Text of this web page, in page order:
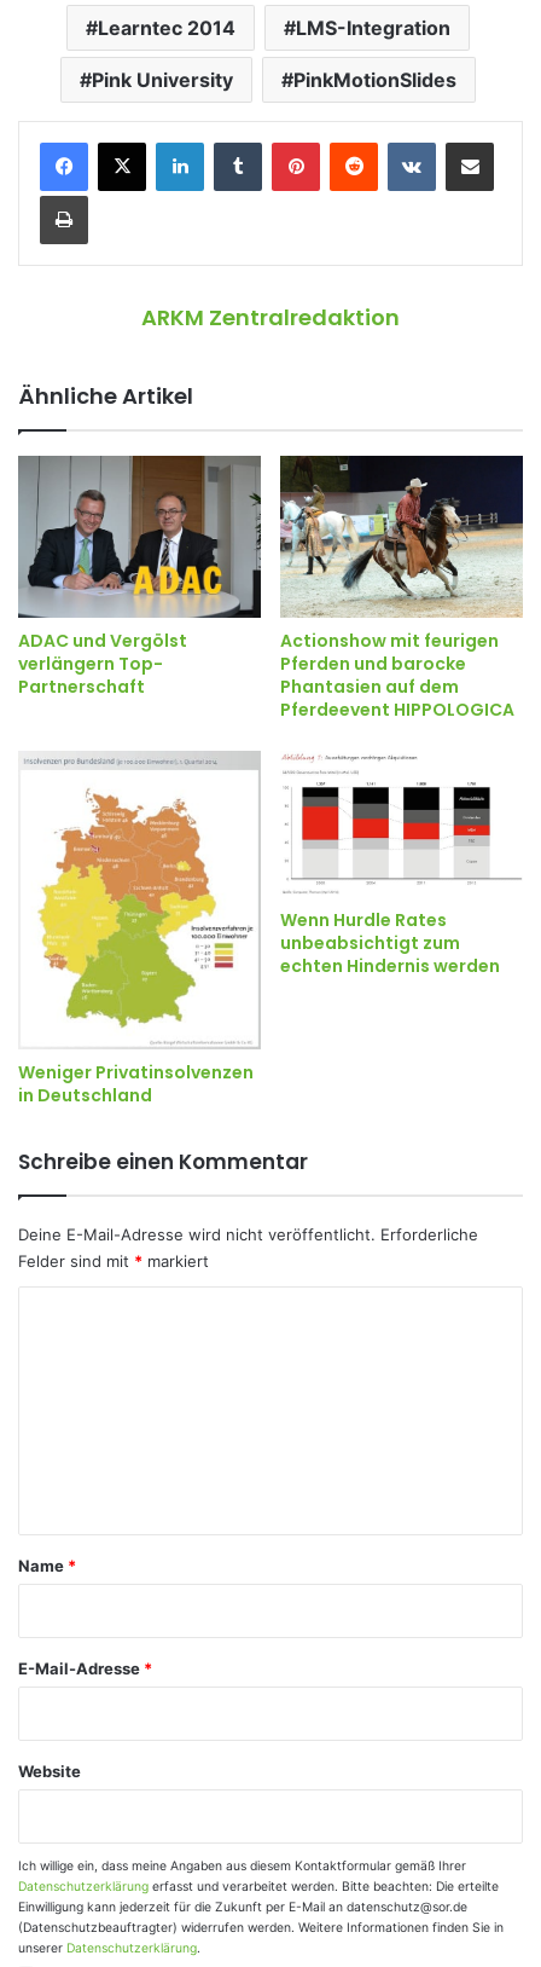
Learntec 2014 LMS-Integration
Pink University PinkMotionSlides
ARKM Zentralredaktion
Ähnliche Artikel
ADAC und Vergölst
verlängern Top-
Partnerschaft
Actionshow mit feurigen
Pferden und barocke
Phantasien auf dem
Pferdeevent HIPPOLOGICA
Weniger Privatinsolvenzen
in Deutschland
Wenn Hurdle Rates
unbeabsichtigt zum
echten Hindernis werden
Schreibe einen Kommentar
Deine E-Mail-Adresse wird nicht veröffentlicht. Erforderliche
Felder sind mit * markiert
a
Name *
E-Mail-Adresse *
Website
Ich willige ein, dass meine Angaben aus diesem Kontaktformular gemäß Ihrer
Datenschutzerklärung erfasst und verarbeitet werden. Bitte beachten: Die erteilte
Einwilligung kann jederzeit für die Zukunft per E-Mail an datenschutz@sor.de
(Datenschutzbeauftragter) widerrufen werden. Weitere Informationen finden Sie in
unserer Datenschutzerklärung.